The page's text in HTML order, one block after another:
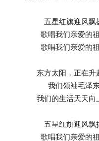
五星红旗迎风飘
歌唱我们亲爱的
歌唱我们亲爱的
东方太阳，正在升
我们领袖毛泽
我们的生活天天向
五星红旗迎风飘
歌唱我们亲爱的